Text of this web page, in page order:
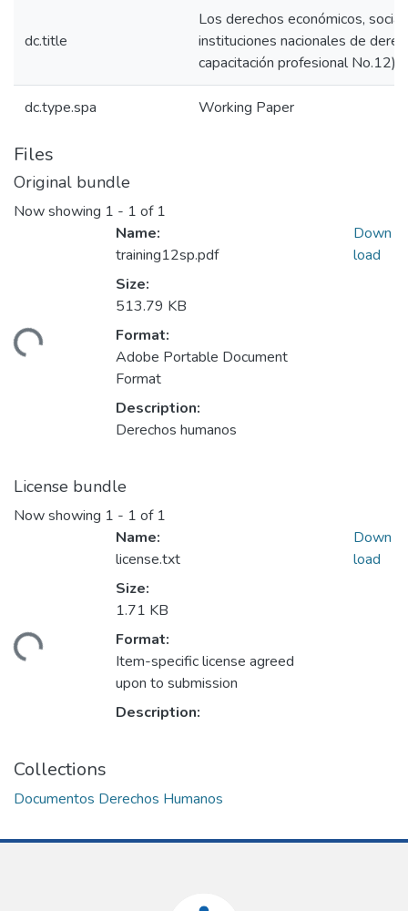
dc.title
Los derechos económicos,
instituciones nacionales de
capacitación profesional No.12)
dc.type.spa Working Paper
Files
Original bundle
Now showing 1 - 1 of 1
Name:
training12sp.pdf
Size:
513.79 KB
Format:
Adobe Portable Document
Format
Description:
Derechos humanos
Down
load
License bundle
Now showing 1 - 1 of 1
Name:
license.txt
Size:
1.71 KB
Format:
Item-specific license agreed
upon to submission
Description:
Down
load
Collections
Documentos Derechos Humanos